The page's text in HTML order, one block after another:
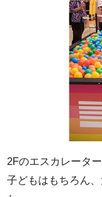
2Fのエスカレータ
子どもはもちろん